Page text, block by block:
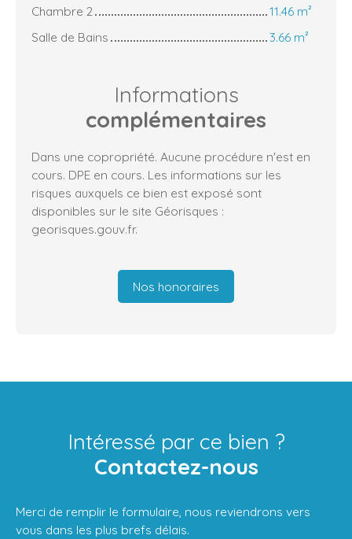
Chambre 2
11.46 m²
Salle de Bains
3.66 m²
Informations
complémentaires
Dans une copropriété. Aucune procédure n'est en
cours. DPE en cours. Les informations sur les
risques auxquels ce bien est exposé sont
disponibles sur le site Géorisques :
georisques.gouv.fr.
Nos honoraires
Intéressé par ce bien ?
Contactez-nous
Merci de remplir le formulaire, nous reviendrons vers
vous dans les plus brefs délais.